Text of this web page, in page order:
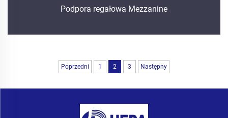
Podpora regałowa Mezzanine
Poprzedni 1 2 3 Następny